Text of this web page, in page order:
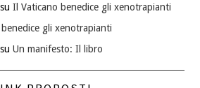
suIl Vaticano benedice gli xenotrapianti
gli xenotrapianti
suUn manifesto: Il libro